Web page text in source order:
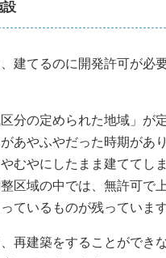
設
建てるのに開発許可が必
分の定められた地域」が
あやふやだった時期があり
むやにしたまま建ててし
区域の中では、無許可で
ているものが残っています
再建築をすることができ